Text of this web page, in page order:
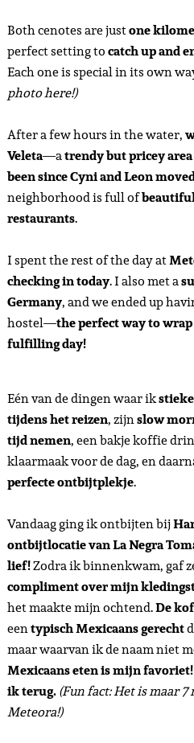
Both cenotes are justone
perfect setting tocatch up and
Each one is special in its own
photo here!)
After a few hours in the water,
Veleta—atrendy but pricey area
been since Cyni and Leon
neighborhood is full of
restaurants.
I spent the rest of the day at
checking in today. I also met a
Germany, and we ended up
hostel—the perfect way to
fulfilling day!
Eén van de dingen waar ik
tijdens het reizen, zijnslow
tijd nemen, een bakje koffie
klaarmaak voor de dag, en
perfecte ontbijtplekje.
Vandaag ging ik ontbijten bij
ontbijtlocatie van La Negra
lief!Zodra ik binnenkwam, gaf
compliment over mijn
het maakte mijn ochtend.De
eentypisch Mexicaans gerecht
maar waarvan ik de naam niet
Mexicaans eten is mijn favoriet!
ik terug.(Fun fact: Het is maar
Meteora!)